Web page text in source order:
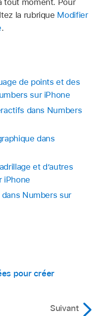
la rubrique Modifier
.
de points et des
sur iPhone
dans Numbers
dans
et d’autres
iPhone
Numbers sur
pour créer
Suivant